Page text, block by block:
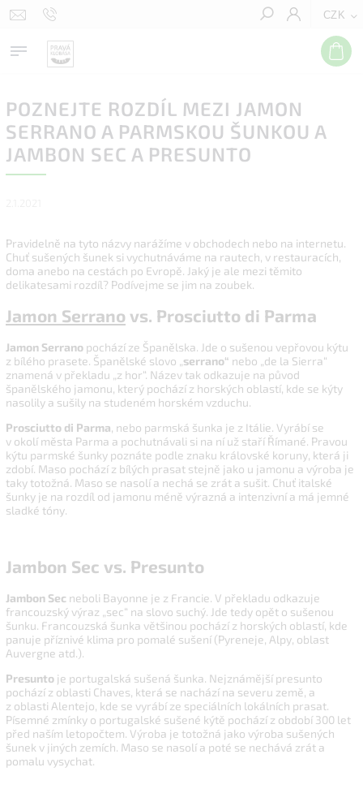
CZK
Hledat
POZNEJTE ROZDÍL MEZI JAMON
SERRANO A PARMSKOU ŠUNKOU A
JAMBON SEC A PRESUNTO
Pravidelně na tyto názvy narážíme v obchodech nebo na internetu.
Chuť sušených šunek si vychutnáváme na rautech, v restauracích,
doma anebo na cestách po Evropě. Jaký je ale mezi těmito
delikatesami rozdíl? Podívejme se jim na zoubek.
Jamon Serrano vs. Prosciutto di Parma
Jamon Serrano pochází ze Španělska. Jde o sušenou vepřovou kýtu
z bílého prasete. Španělské slovo „ serrano“ nebo „de la Sierra“
znamená v překladu „z hor“. Název tak odkazuje na původ
španělského jamonu, který pochází z horských oblastí, kde se kýty
nasolily a sušily na studeném horském vzduchu.
Prosciutto di Parma, nebo parmská šunka je z Itálie. Vyrábí se
v okolí města Parma a pochutnávali si na ní už staří Římané. Pravou
kýtu parmské šunky poznáte podle znaku královské koruny, která ji
zdobí. Maso pochází z bílých prasat stejně jako u jamonu a výroba je
taky totožná. Maso se nasolí a nechá se zrát a sušit. Chuť italské
šunky je na rozdíl od jamonu méně výrazná a intenzivní a má jemné
sladké tóny.
Jambon Sec vs. Presunto
Jambon Sec neboli Bayonne je z Francie. V překladu odkazuje
francouzský výraz „sec“ na slovo suchý. Jde tedy opět o sušenou
šunku. Francouzská šunka většinou pochází z horských oblastí, kde
panuje příznivé klima pro pomalé sušení (Pyreneje, Alpy, oblast
Auvergne atd.).
Presunto je portugalská sušená šunka. Nejznámější presunto
pochází z oblasti Chaves, která se nachází na severu země, a
z oblasti Alentejo, kde se vyrábí ze speciálních lokálních prasat.
Písemné zmínky o portugalské sušené kýtě pochází z období 300 let
před naším letopočtem. Výroba je totožná jako výroba sušených
šunek v jiných zemích. Maso se nasolí a poté se nechává zrát a
pomalu vysychat.